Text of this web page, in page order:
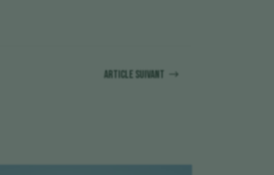
Article suivant $